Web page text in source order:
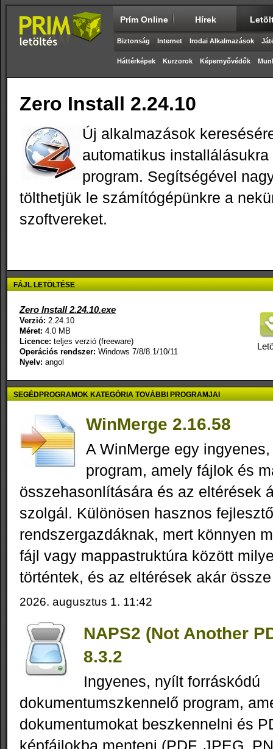
Prím Online Hírek
Biztonság Internet Irodai Alkalmazások
Háttérképek Kurzorok Képernyővédők
Zero Install 2.24.10
Új alkalmazások
automatikus
program. Segítségével
tölthetjük le számítógépünkre a
szoftvereket.
FÁJL LETÖLTÉSE
Zero Install 2.24.10.exe
Verzió: 2.24.10
Méret: 4.0 MB
Licence: teljes verzió (freeware)
Operációs rendszer: Windows 7/8/8.1/10/11
Nyelv: angol
SEGÉDPROGRAMOK KATEGÓRIA TOVÁBBI PROGRAMJAI
WinMerge 2.16.58
A WinMerge egy
program, amely fájlok és
összehasonlítására és az eltérések
szolgál. Különösen hasznos
rendszergazdáknak, mert könnyen
fájl vagy mappastruktúra között
történtek, és az eltérések akár
2026. augusztus 1. 11:42
NAPS2 (Not Another
8.3.2
Ingyenes, nyílt forráskódú
dokumentumszkennelő program,
dokumentumokat beszkennelni és
képfájlokba menteni (PDF, JPEG,